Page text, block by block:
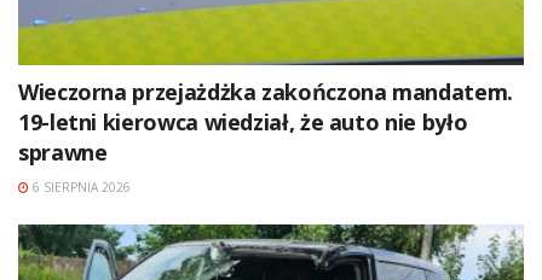
Wieczorna przejażdżka zakończona mandatem.
19-letni kierowca wiedział, że auto nie było
sprawne
6 SIERPNIA 2026